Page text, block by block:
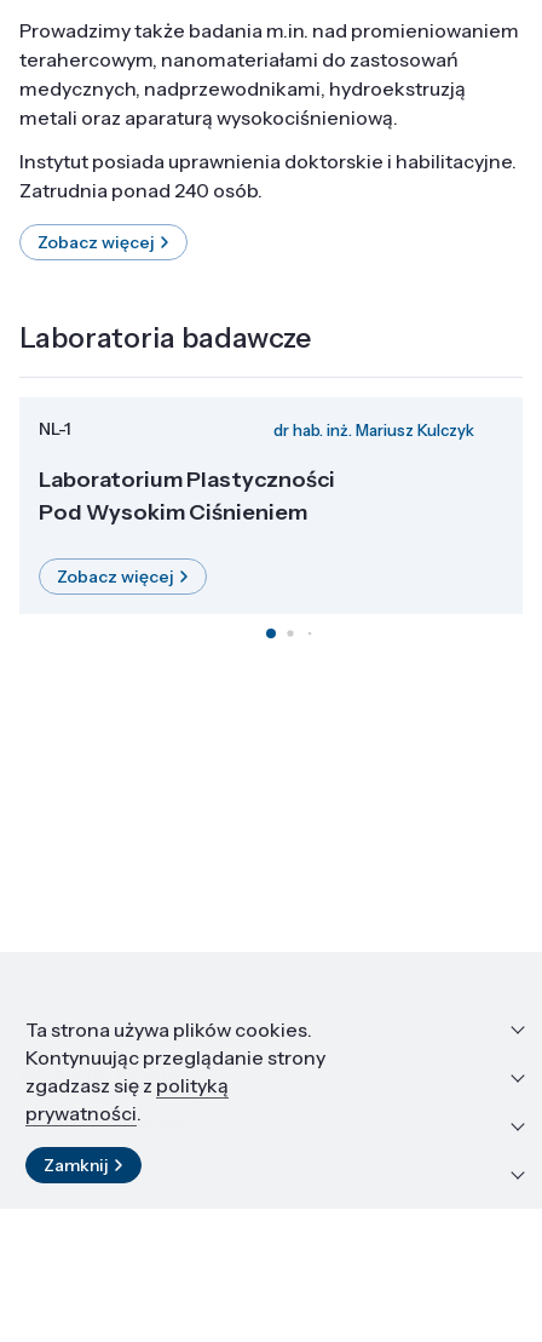
Prowadzimy także badania m.in. nad promieniowaniem
terahercowym, nanomateriałami do zastosowań
medycznych, nadprzewodnikami, hydroekstruzją
metali oraz aparaturą wysokociśnieniową.
Instytut posiada uprawnienia doktorskie i habilitacyjne.
Zatrudnia ponad 240 osób.
Zobacz więcej
Laboratoria badawcze
NL-1 dr hab. inż. Mariusz Kulczyk
Laboratorium Plastyczności
Pod Wysokim Ciśnieniem
Zobacz więcej
Informacje
Edukacja i kariera
Zasoby i materiały
Kontakt
Ta strona używa plików cookies.
Kontynuując przeglądanie strony
zgadzasz się z polityką
prywatności.
Zamknij